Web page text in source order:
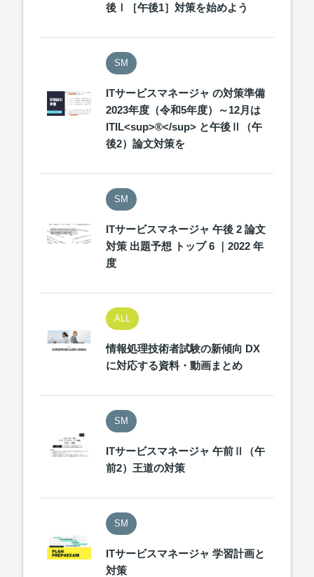
後Ⅰ［午後1］対策を始めよう
SM
ITサービスマネージャ の対策準備
2023年度（令和5年度）～12月は
ITIL<sup>®</sup> と午後Ⅱ（午
後2）論文対策を
SM
ITサービスマネージャ 午後 2 論文
対策 出題予想 トップ 6 ｜2022 年
度
ALL
情報処理技術者試験の新傾向 DX
に対応する資料・動画まとめ
SM
ITサービスマネージャ 午前Ⅱ（午
前2）王道の対策
SM
ITサービスマネージャ 学習計画と
対策